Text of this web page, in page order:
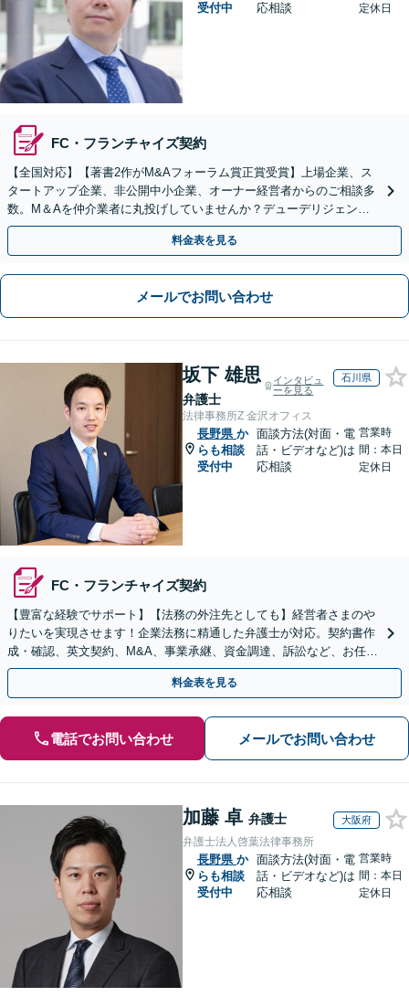
受付中
応相談
定休日
FC・フランチャイズ契約
【全国対応】【著書2作がM&Aフォーラム賞正賞受賞】上場企業、ス
タートアップ企業、非公開中小企業、オーナー経営者からのご相談多
数。M＆Aを仲介業者に丸投げしていませんか？デューデリジェンス
や契約書作成・交渉はお任せください【初回無料】
料金表を見る
メールでお問い合わせ
坂下 雄思
弁護士
インタビュ
ーを見る
石川県
法律事務所Z 金沢オフィス
長野県 か
らも相談
受付中
面談方法(対面・電
話・ビデオなど)は
応相談
営業時
間：本日
定休日
FC・フランチャイズ契約
【豊富な経験でサポート】【法務の外注先としても】経営者さまのや
りたいを実現させます！企業法務に精通した弁護士が対応。契約書作
成・確認、英文契約、M&A、事業承継、資金調達、訴訟など、お任せ
ください【複数の顧問契約プランあり】【英語対応】
料金表を見る
電話でお問い合わせ メールでお問い合わせ
加藤 卓 弁護士 大阪府
弁護士法人啓葉法律事務所
長野県 か
らも相談
受付中
面談方法(対面・電
話・ビデオなど)は
応相談
営業時
間：本日
定休日